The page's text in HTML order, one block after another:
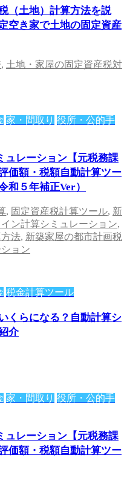
（土地）計算方法を説
空き家で土地の固定資産
, 土地・家屋の固定資産税対
家・間取り 役所・公的手
ュレーション【元税務課
価額・税額自動計算ツー
和５年補正Ver）
, 固定資産税計算ツール, 新
ン計算シミュレーション,
法, 新築家屋の都市計画税
ョン
税金計算ツール
くらになる？自動計算シ
介
家・間取り 役所・公的手
ュレーション【元税務課
価額・税額自動計算ツー